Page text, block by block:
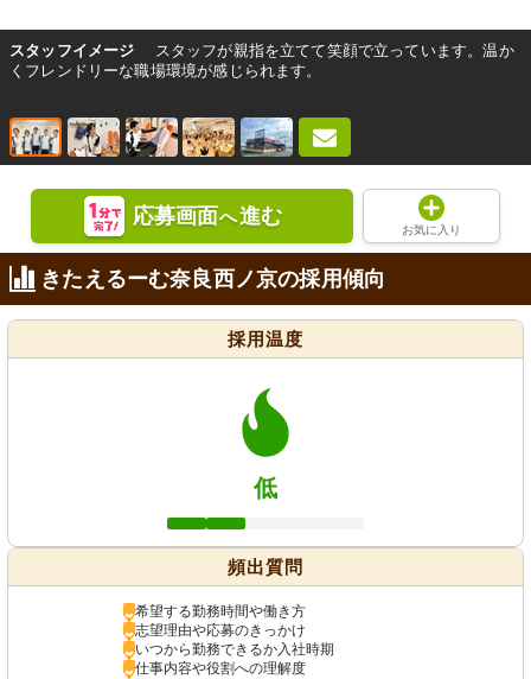
スタッフイメージ
スタッフが親指を立てて笑顔で立っています。温か
くフレンドリーな職場環境が感じられます。
応募画面へ進む
お気に入り
きたえるーむ奈良西ノ京の採用傾向
採用温度
低
頻出質問
希望する勤務時間や働き方
志望理由や応募のきっかけ
いつから勤務できるか入社時期
仕事内容や役割への理解度